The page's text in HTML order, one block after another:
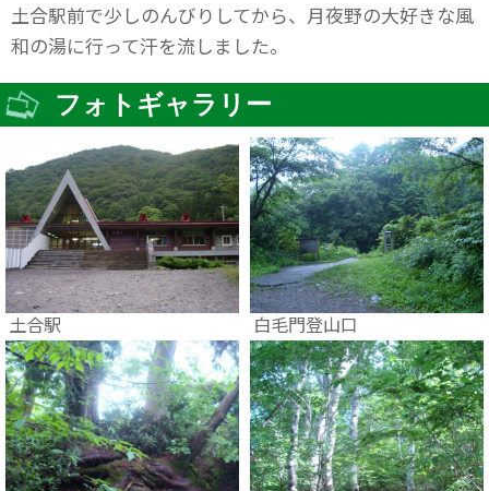
土合駅前で少しのんびりしてから、月夜野の大好きな風
和の湯に行って汗を流しました。
フォトギャラリー
土合駅 白毛門登山口